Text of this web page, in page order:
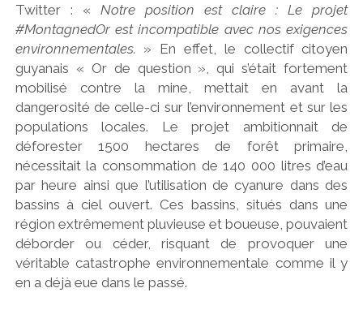
Twitter : « Notre position est claire : Le projet
#MontagnedOr est incompatible avec nos exigences
environnementales. » En effet, le collectif citoyen
guyanais « Or de question », qui s’était fortement
mobilisé contre la mine, mettait en avant la
dangerosité de celle-ci sur l’environnement et sur les
populations locales. Le projet ambitionnait de
déforester 1500 hectares de forêt primaire,
nécessitait la consommation de 140 000 litres d’eau
par heure ainsi que l’utilisation de cyanure dans des
bassins à ciel ouvert. Ces bassins, situés dans une
région extrêmement pluvieuse et boueuse, pouvaient
déborder ou céder, risquant de provoquer une
véritable catastrophe environnementale comme il y
en a déjà eue dans le passé.